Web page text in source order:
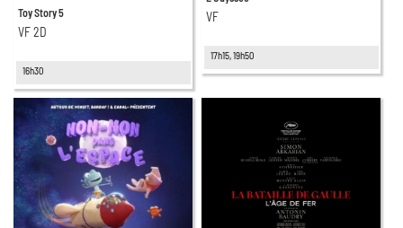
Toy Story 5
VF 2D
16h30
VF
17h15, 19h50